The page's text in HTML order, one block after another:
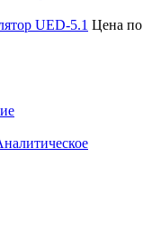
UED-5.1 Цена по